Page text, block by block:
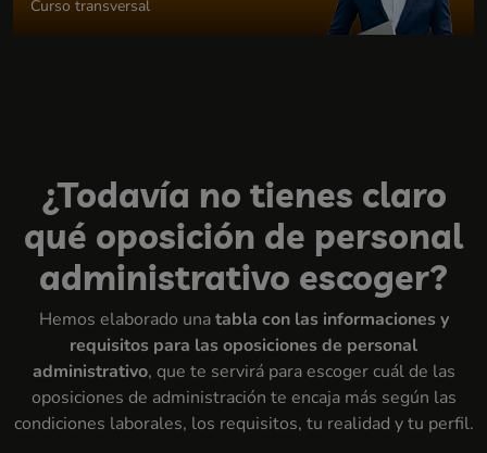
Curso transversal
¿Todavía no tienes claro
qué oposición de personal
administrativo escoger?
Hemos elaborado unatabla con las informaciones y
requisitos para las oposiciones de personal
administrativo, que te servirá para escoger cuál de las
oposiciones de administración te encaja más según las
condiciones laborales, los requisitos, tu realidad y tu perfil.